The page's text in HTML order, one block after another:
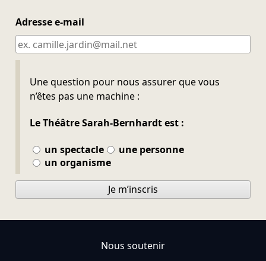
Adresse e-mail
Une question pour nous assurer que vous
n’êtes pas une machine :
Le Théâtre Sarah-Bernhardt est :
un spectacle
une personne
un organisme
Ne pas remplir
Je m’inscris
Nous soutenir